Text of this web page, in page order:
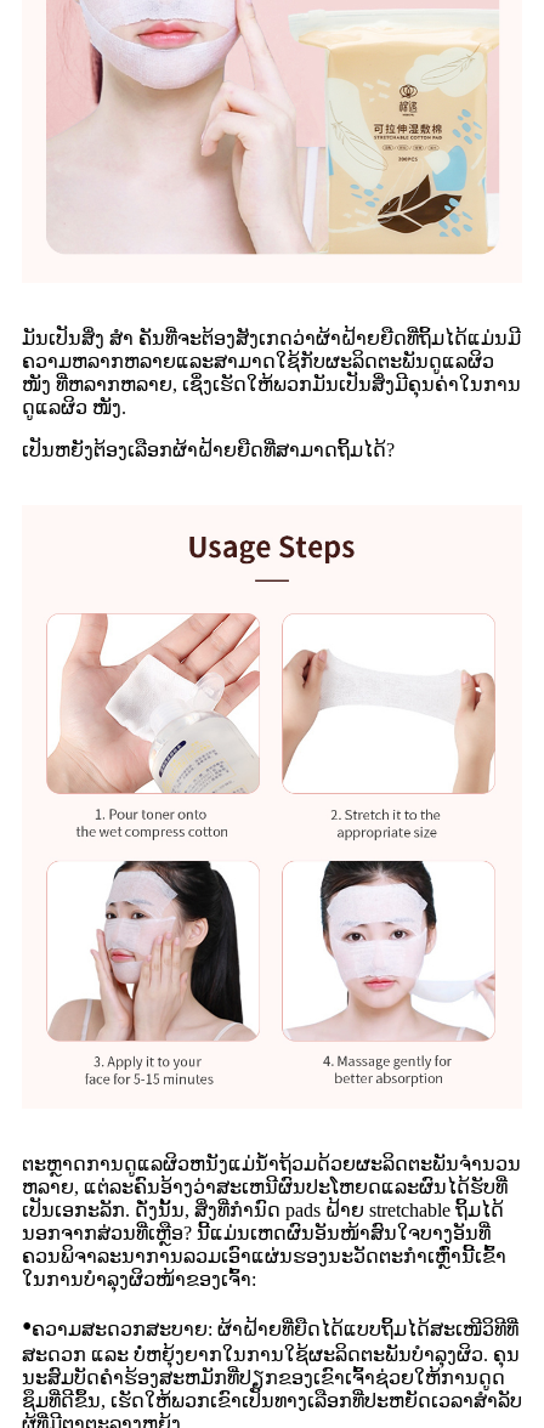
ມັນເປັນສິ່ງ ສຳ ຄັນທີ່ຈະຕ້ອງສັງເກດວ່າຜ້າຝ້າຍຍືດທີ່ຖິ້ມໄດ້ແມ່ນມີ
ຄວາມຫລາກຫລາຍແລະສາມາດໃຊ້ກັບຜະລິດຕະພັນດູແລຜິວ
ໜັງ ທີ່ຫລາກຫລາຍ, ເຊິ່ງເຮັດໃຫ້ພວກມັນເປັນສິ່ງມີຄຸນຄ່າໃນການ
ດູແລຜິວ ໜັງ.
ເປັນຫຍັງຕ້ອງເລືອກຜ້າຝ້າຍຍືດທີ່ສາມາດຖິ້ມໄດ້?
ຕະຫຼາດການດູແລຜິວຫນັງແມ່ນ້ໍາຖ້ວມດ້ວຍຜະລິດຕະພັນຈໍານວນ
ຫລາຍ, ແຕ່ລະຄົນອ້າງວ່າສະເຫນີຜົນປະໂຫຍດແລະຜົນໄດ້ຮັບທີ່
ເປັນເອກະລັກ. ດັ່ງນັ້ນ, ສິ່ງທີ່ກໍານົດ pads ຝ້າຍ stretchable ຖິ້ມໄດ້
ນອກຈາກສ່ວນທີ່ເຫຼືອ? ນີ້ແມ່ນເຫດຜົນອັນໜ້າສົນໃຈບາງອັນທີ່
ຄວນພິຈາລະນາການລວມເອົາແຜ່ນຮອງນະວັດຕະກຳເຫຼົ່ານີ້ເຂົ້າ
ໃນການບຳລຸງຜິວໜ້າຂອງເຈົ້າ:
•ຄວາມສະດວກສະບາຍ: ຜ້າຝ້າຍທີ່ຍືດໄດ້ແບບຖິ້ມໄດ້ສະເໜີວິທີທີ່
ສະດວກ ແລະ ບໍ່ຫຍຸ້ງຍາກໃນການໃຊ້ຜະລິດຕະພັນບຳລຸງຜິວ. ຄຸນ
ນະສົມບັດຄໍາຮ້ອງສະຫມັກທີ່ປຽກຂອງເຂົາເຈົ້າຊ່ວຍໃຫ້ການດູດ
ຊຶມທີ່ດີຂຶ້ນ, ເຮັດໃຫ້ພວກເຂົາເປັນທາງເລືອກທີ່ປະຫຍັດເວລາສໍາລັບ
ຜູ້ທີ່ມີຕາຕະລາງຫຍຸ້ງ.